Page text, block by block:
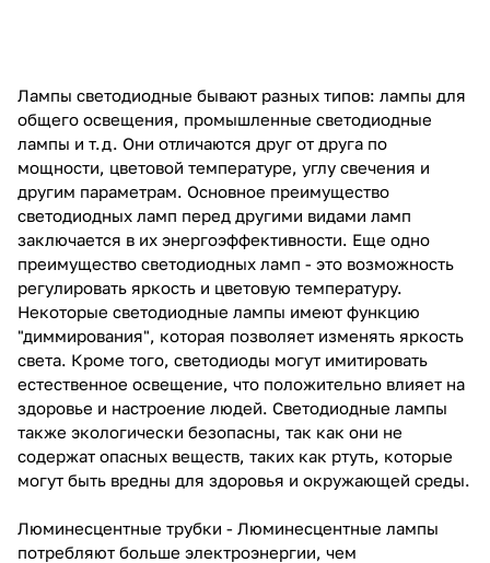
Лампы светодиодные бывают разных типов: лампы для
общего освещения, промышленные светодиодные
лампы и т.д. Они отличаются друг от друга по
мощности, цветовой температуре, углу свечения и
другим параметрам. Основное преимущество
светодиодных ламп перед другими видами ламп
заключается в их энергоэффективности. Еще одно
преимущество светодиодных ламп - это возможность
регулировать яркость и цветовую температуру.
Некоторые светодиодные лампы имеют функцию
"диммирования", которая позволяет изменять яркость
света. Кроме того, светодиоды могут имитировать
естественное освещение, что положительно влияет на
здоровье и настроение людей. Светодиодные лампы
также экологически безопасны, так как они не
содержат опасных веществ, таких как ртуть, которые
могут быть вредны для здоровья и окружающей среды.
Люминесцентные трубки - Люминесцентные лампы
потребляют больше электроэнергии, чем